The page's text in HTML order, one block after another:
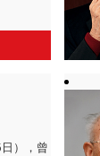
），曾